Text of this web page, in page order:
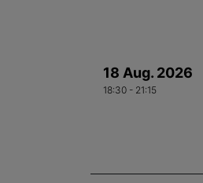
18 Aug. 2026
18:30 - 21:15